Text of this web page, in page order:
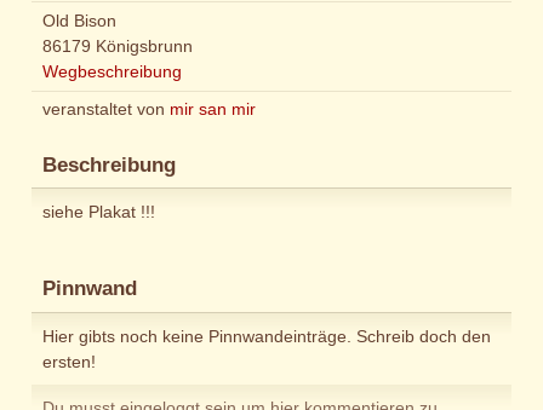
Old Bison
86179 Königsbrunn
Wegbeschreibung
veranstaltet von mir san mir
Beschreibung
siehe Plakat !!!
Pinnwand
Hier gibts noch keine Pinnwandeinträge. Schreib doch den
ersten!